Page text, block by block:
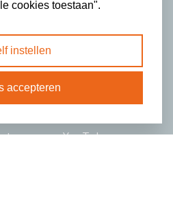
enYouTube.
cookies toestaan".
instellen
accepteren